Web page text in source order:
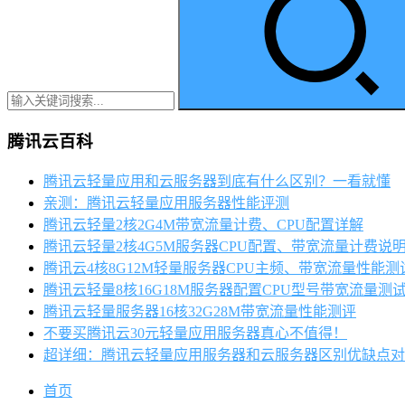
腾讯云百科
腾讯云轻量应用和云服务器到底有什么区别？一看就懂
亲测：腾讯云轻量应用服务器性能评测
腾讯云轻量2核2G4M带宽流量计费、CPU配置详解
腾讯云轻量2核4G5M服务器CPU配置、带宽流量计费说明
腾讯云4核8G12M轻量服务器CPU主频、带宽流量性能测
腾讯云轻量8核16G18M服务器配置CPU型号带宽流量测
腾讯云轻量服务器16核32G28M带宽流量性能测评
不要买腾讯云30元轻量应用服务器真心不值得！
超详细：腾讯云轻量应用服务器和云服务器区别优缺点
首页